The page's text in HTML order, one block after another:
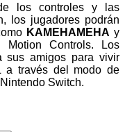
los controles y las
los jugadores podrán
KAMEHAMEHA y
Controls. Los
sus amigos para vivir
a través del modo de
Switch.